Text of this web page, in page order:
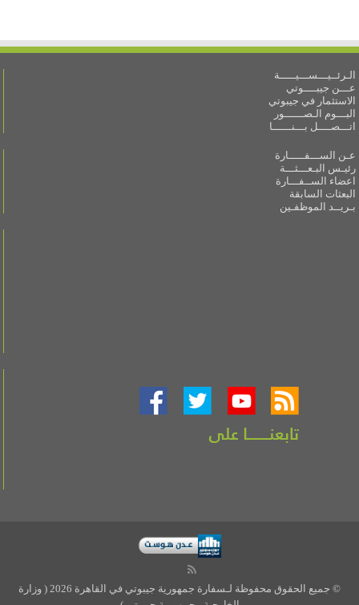
الـرئــيـــســـيـــــة
عـــن جيبــــوتي
الاستثمار في جيبوتي
البـــوم الـصــــــور
اتـــصــــل بـــنــــــا
عـن الســـفـــــارة
رئيـس البـعـــثـــة
اعضاء الســفـــارة
البعثات السابقة
بـريــد الموظفـين
© جميع الحقوق محفوظة لـسفارة جمهورية جيبوتي في القاهرة 2026 ( وزارة